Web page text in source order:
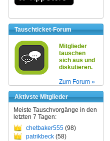
Tauschticket-Forum
Mitglieder
tauschen
sich aus und
diskutieren.
Zum Forum »
Aktivste Mitglieder
Meiste Tauschvorgänge in den
letzten 7 Tagen:
chetbaker555 (98)
patrikbeck (58)